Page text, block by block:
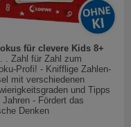
für clevere Kids 8+
. . Zahl für Zahl zum
Profi! - Knifflige Zahlen-
mit verschiedenen
und Tipps
Jahren - Fördert das
Denken